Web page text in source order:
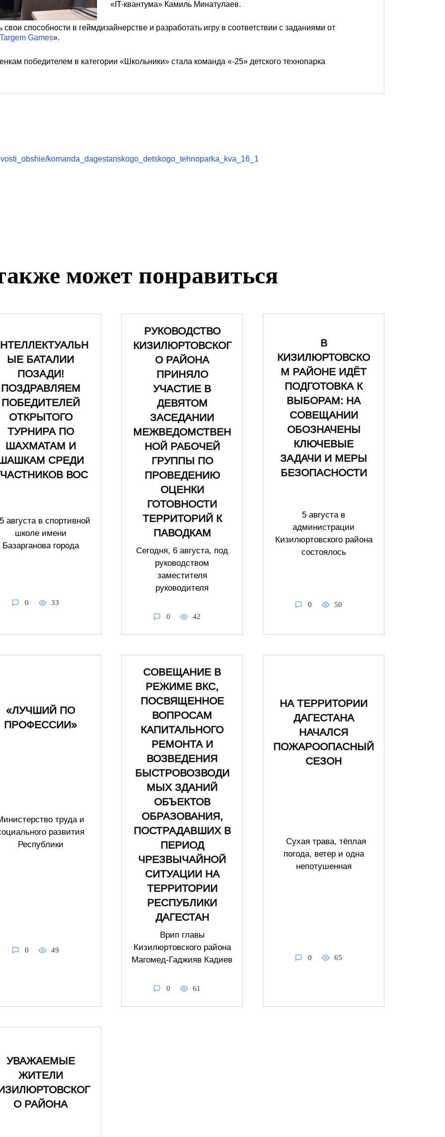
«IT-квантума» Камиль Минатулаев.
способности в геймдизайнерстве и разработать игру в соответствии с заданиями от
Games».
победителем в категории «Школьники» стала команда «-25» детского технопарка
komanda_dagestanskogo_detskogo_tehnoparka_kva_16_1
может понравиться
ЫЕ БАТАЛИИ
ПОЗАДИ!
ПОЗДРАВЛЯЕМ
ПОБЕДИТЕЛЕЙ
ОТКРЫТОГО
ТУРНИРА ПО
ШАХМАТАМ И
СРЕДИ
ВОС
августа в спортивной
школе имени
Базарганова города
0 33
РУКОВОДСТВО
КИЗИЛЮРТОВСКОГ
О РАЙОНА
ПРИНЯЛО
УЧАСТИЕ В
ДЕВЯТОМ
ЗАСЕДАНИИ
МЕЖВЕДОМСТВЕН
НОЙ РАБОЧЕЙ
ГРУППЫ ПО
ПРОВЕДЕНИЮ
ОЦЕНКИ
ГОТОВНОСТИ
ТЕРРИТОРИЙ К
ПАВОДКАМ
Сегодня, 6 августа, под
руководством
заместителя
руководителя
0 42
В
КИЗИЛЮРТОВСКО
М РАЙОНЕ ИДЁТ
ПОДГОТОВКА К
ВЫБОРАМ: НА
СОВЕЩАНИИ
ОБОЗНАЧЕНЫ
КЛЮЧЕВЫЕ
ЗАДАЧИ И МЕРЫ
БЕЗОПАСНОСТИ
5 августа в
администрации
Кизилюртовского района
состоялось
0 50
«ЛУЧШИЙ ПО
ПРОФЕССИИ»
труда и
развития
Республики
0 49
СОВЕЩАНИЕ В
РЕЖИМЕ ВКС,
ПОСВЯЩЕННОЕ
ВОПРОСАМ
КАПИТАЛЬНОГО
РЕМОНТА И
ВОЗВЕДЕНИЯ
БЫСТРОВОЗВОДИ
МЫХ ЗДАНИЙ
ОБЪЕКТОВ
ОБРАЗОВАНИЯ,
ПОСТРАДАВШИХ В
ПЕРИОД
ЧРЕЗВЫЧАЙНОЙ
СИТУАЦИИ НА
ТЕРРИТОРИИ
РЕСПУБЛИКИ
ДАГЕСТАН
Врип главы
Кизилюртовского района
Магомед-Гаджияв Кадиев
0 61
НА ТЕРРИТОРИИ
ДАГЕСТАНА
НАЧАЛСЯ
ПОЖАРООПАСНЫЙ
СЕЗОН
Сухая трава, тёплая
погода, ветер и одна
непотушенная
0 65
УВАЖАЕМЫЕ
ЖИТЕЛИ
О РАЙОНА